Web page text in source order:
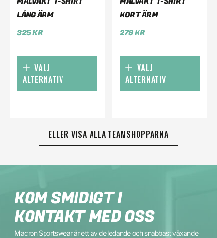
LÅNG ÄRM
325KR
VÄLJ
ALTERNATIV
KORT ÄRM
279KR
VÄLJ
ALTERNATIV
ELLER VISA ALLA TEAMSHOPPARNA
KOM SMIDIGT I
KONTAKT MED OSS
Macron Sportswear är ett av de ledande och snabbast växande